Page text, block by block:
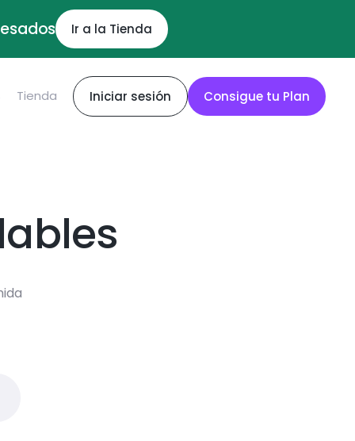
Ir a la Tienda
Tienda Iniciar sesión Consigue tu Plan